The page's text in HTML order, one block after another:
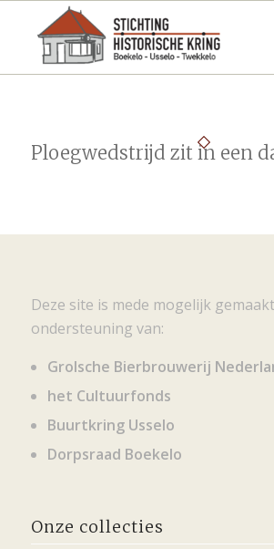
Ploegwedstrijd zit in een
Deze site is mede mogelijk
ondersteuning van:
Grolsche Bierbrouwerij
het Cultuurfonds
Buurtkring Usselo
Dorpsraad Boekelo
Onze collecties